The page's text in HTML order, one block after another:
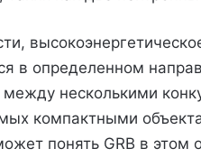
в определенном
между несколькими
компактными
понять GRB в